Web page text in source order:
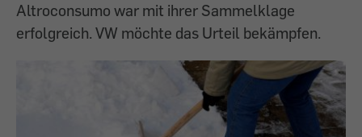
Altroconsumo war mit ihrer Sammelklage
erfolgreich. VW möchte das Urteil bekämpfen.